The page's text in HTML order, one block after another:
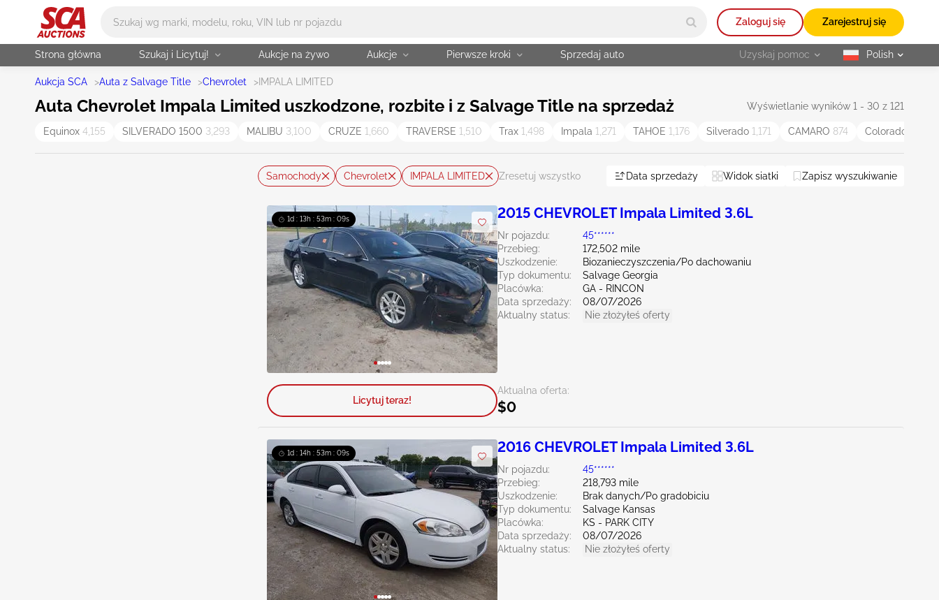
Zaloguj się Zarejestruj się
Strona główna Szukaj i Licytuj! Aukcje na żywo Aukcje Pierwsze kroki Sprzedaj auto Uzyskaj pomoc selected
Polish
Aukcja SCA >Auta z Salvage Title >Chevrolet > IMPALA LIMITED
Auta Chevrolet Impala Limited uszkodzone, rozbite i z Salvage Title na sprzedaż Wyświetlanie wyników 1 - 30 z 121
Equinox 4,155 SILVERADO 1500 3,293 MALIBU 3,100 CRUZE 1,660 TRAVERSE 1,510 Trax 1,498 Impala 1,271 TAHOE 1,176 Silverado 1,171 CAMARO 874 Colorado
Samochody Chevrolet IMPALA LIMITED Zresetuj wszystko Data sprzedaży Widok siatki Zapisz wyszukiwanie
1d : 13h : 53m : 08s 2015 CHEVROLET Impala Limited 3.6L
Nr pojazdu:
45******
Przebieg:
172,502 mile
Uszkodzenie:
Biozanieczyszczenia/Po dachowaniu
Typ dokumentu:
Salvage Georgia
Placówka:
GA - RINCON
Data sprzedaży:
08/07/2026
Aktualny status:
Nie złożyłeś oferty
Aktualna oferta:
$0
Licytuj teraz!
1d : 14h : 53m : 08s 2016 CHEVROLET Impala Limited 3.6L
Nr pojazdu:
45******
Przebieg:
218,793 mile
Uszkodzenie:
Brak danych/Po gradobiciu
Typ dokumentu:
Salvage Kansas
Placówka:
KS - PARK CITY
Data sprzedaży:
08/07/2026
Aktualny status:
Nie złożyłeś oferty